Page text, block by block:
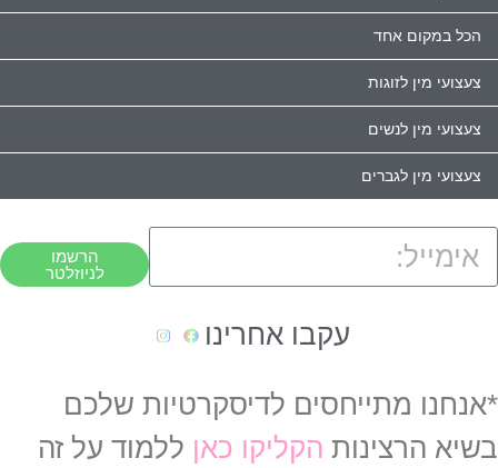
הכל במקום אחד
צעצועי מין לזוגות
צעצועי מין לנשים
צעצועי מין לגברים
הרשמו
לניוזלטר
עקבו אחרינו
*אנחנו מתייחסים לדיסקרטיות שלכם
בשיא הרצינות הקליקו כאן ללמוד על זה